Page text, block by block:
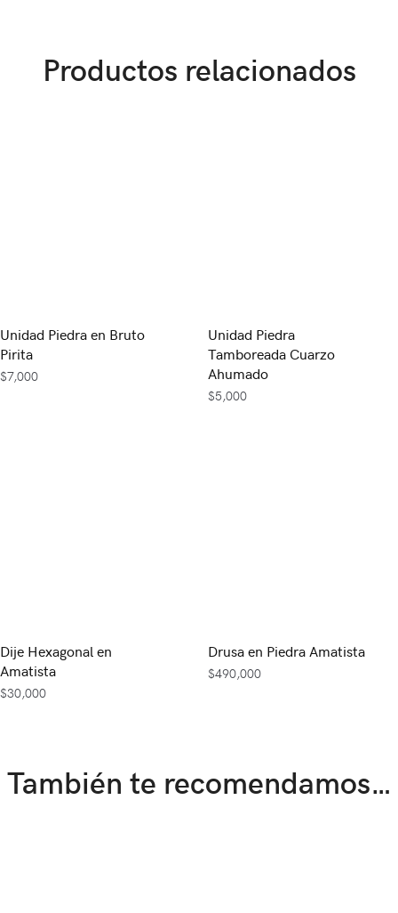
Productos relacionados
Unidad Piedra en Bruto
Pirita
$7,000
Unidad Piedra
Tamboreada Cuarzo
Ahumado
$5,000
Dije Hexagonal en
Amatista
$30,000
Drusa en Piedra Amatista
$490,000
También te recomendamos…